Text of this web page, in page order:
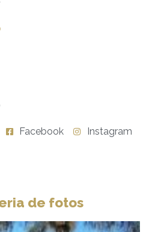
Facebook
Instagram
de fotos